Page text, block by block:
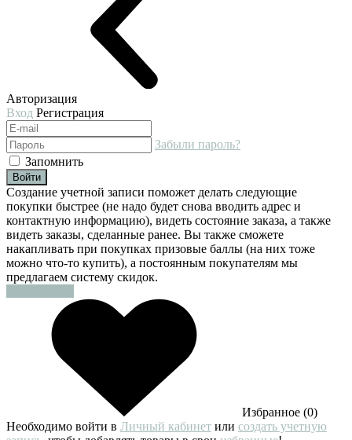
Авторизация
Вход Регистрация
Забыли пароль?
Запомнить
Войти
Создание учетной записи поможет делать следующие
покупки быстрее (не надо будет снова вводить адрес и
контактную информацию), видеть состояние заказа, а также
видеть заказы, сделанные ранее. Вы также сможете
накапливать при покупках призовые баллы (на них тоже
можно что-то купить), а постоянным покупателям мы
предлагаем систему скидок.
Избранное (0)
Необходимо войти в Личный кабинет или создать учетную